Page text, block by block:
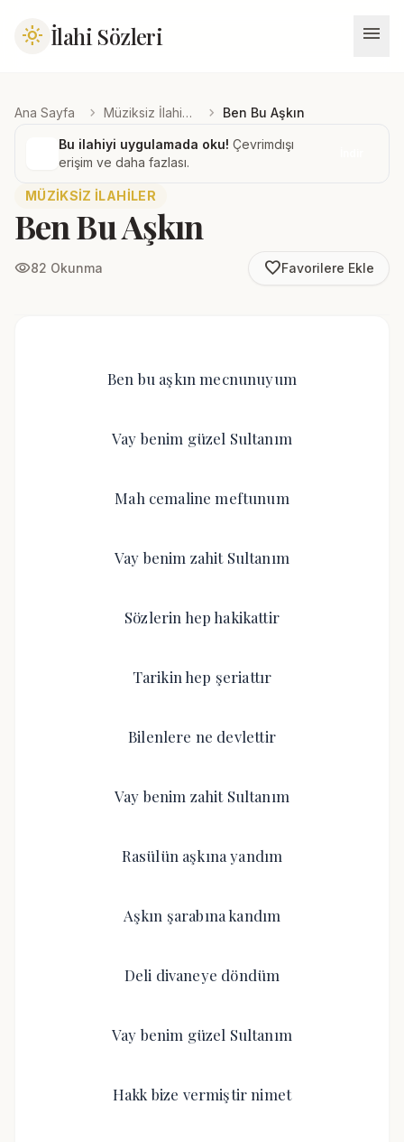
light_mode İlahi Sözleri menu
Ana Sayfa chevron_right Müziksiz İlahiler chevron_right Ben Bu Aşkın
Bu ilahiyi uygulamada oku! Çevrimdışı
erişim ve daha fazlası.
MÜZIKSIZ İLAHILER
Ben Bu Aşkın
visibility82 Okunma favorite_borderFavorilere Ekle
Ben bu aşkın mecnunuyum
Vay benim güzel Sultanım
Mah cemaline meftunum
Vay benim zahit Sultanım
Sözlerin hep hakikattir
Tarikin hep şeriattır
Bilenlere ne devlettir
Vay benim zahit Sultanım
Rasülün aşkına yandım
Aşkın şarabına kandım
Deli divaneye döndüm
Vay benim güzel Sultanım
Hakk bize vermiştir nimet